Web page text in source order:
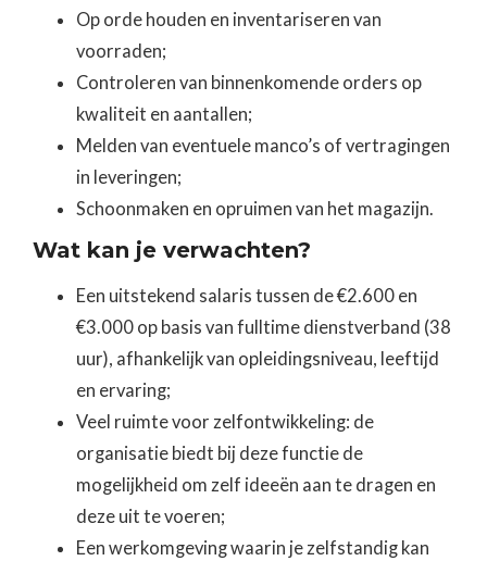
Op orde houden en inventariseren van
voorraden;
Controleren van binnenkomende orders op
kwaliteit en aantallen;
Melden van eventuele manco’s of vertragingen
in leveringen;
Schoonmaken en opruimen van het magazijn.
Wat kan je verwachten?
Een uitstekend salaris tussen de €2.600 en
€3.000 op basis van fulltime dienstverband (38
uur), afhankelijk van opleidingsniveau, leeftijd
en ervaring;
Veel ruimte voor zelfontwikkeling: de
organisatie biedt bij deze functie de
mogelijkheid om zelf ideeën aan te dragen en
deze uit te voeren;
Een werkomgeving waarin je zelfstandig kan